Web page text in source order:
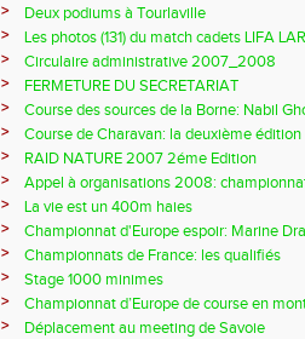
>
Deux podiums à Tourlaville
>
Les photos (131) du match cadets LIFA
CHARLETY
>
Circulaire administrative 2007_2008
>
FERMETURE DU SECRETARIAT
>
Course des sources de la Borne: Nabil
>
Course de Charavan: la deuxième
>
RAID NATURE 2007 2éme Edition
>
Appel à organisations 2008:
>
La vie est un 400m haies
>
Championnat d'Europe espoir: Marine
>
Championnats de France: les qualifiés
>
Stage 1000 minimes
>
Championnat d’Europe de course en
France à domicile remporte l’argent.
>
Déplacement au meeting de Savoie